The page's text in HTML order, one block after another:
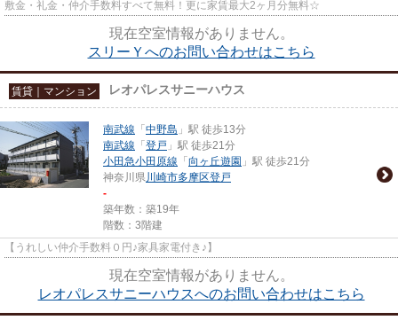
敷金・礼金・仲介手数料すべて無料！更に家賃最大2ヶ月分無料☆
現在空室情報がありません。
スリーＹへのお問い合わせはこちら
賃貸｜マンション レオパレスサニーハウス
南武線 「 中野島 」駅 徒歩13分
南武線 「 登戸 」駅 徒歩21分
小田急小田原線 「 向ヶ丘遊園 」駅 徒歩21分
神奈川県川崎市多摩区登戸
-
築年数：築19年
階数：3階建
【うれしい仲介手数料０円♪家具家電付き♪】
現在空室情報がありません。
レオパレスサニーハウスへのお問い合わせはこちら